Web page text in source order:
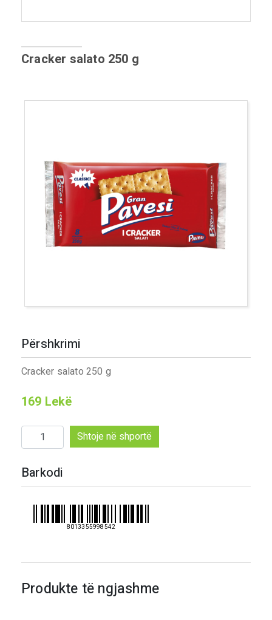
Cracker salato 250 g
Përshkrimi
Cracker salato 250 g
169 Lekë
Sasi
Cracker
250
g
Shtoje në shportë
Barkodi
8013355998542
Produkte të ngjashme